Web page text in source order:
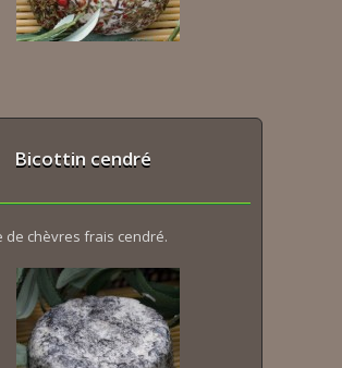
Bicottin cendré
de chèvres frais cendré.